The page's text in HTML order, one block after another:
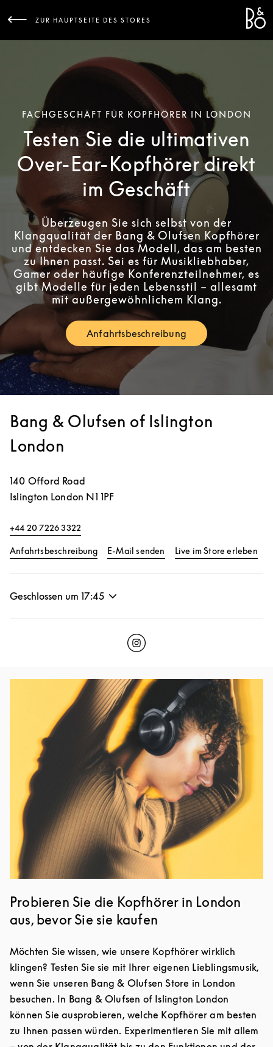
ZUR HAUPTSEITE DES STORES
FACHGESCHÄFT FÜR KOPFHÖRER IN LONDON
Testen Sie die ultimativen
Over-Ear-Kopfhörer direkt
im Geschäft
Überzeugen Sie sich selbst von der
Klangqualität der Bang & Olufsen Kopfhörer
und entdecken Sie das Modell, das am besten
zu Ihnen passt. Sei es für Musikliebhaber,
Gamer oder häufige Konferenzteilnehmer, es
gibt Modelle für jeden Lebensstil – allesamt
mit außergewöhnlichem Klang.
AnfahrtsbeschreibungLink Opens in New Tab
Bang & Olufsen of Islington
London
140 Offord Road
Islington London N1 1PF
+44 20 7226 3322
AnfahrtsbeschreibungLink Opens in New Tab
E-Mail senden Live im Store erleben
Geschlossen um 17:45
Click to open Instagram
Link Opens in New Tab
Probieren Sie die Kopfhörer in London
aus, bevor Sie sie kaufen
Möchten Sie wissen, wie unsere Kopfhörer wirklich
klingen? Testen Sie sie mit Ihrer eigenen Lieblingsmusik,
wenn Sie unseren Bang & Olufsen Store in London
besuchen. In Bang & Olufsen of Islington London
können Sie ausprobieren, welche Kopfhörer am besten
zu Ihnen passen würden. Experimentieren Sie mit allem